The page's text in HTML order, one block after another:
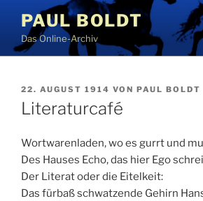
Inhalt
springen
PAUL BOLDT
Das Online-Archiv
VERÖFFENTLICHT
AM
22. AUGUST 1914 VON PAUL BOLDT
Literaturcafé
Wortwarenladen, wo es gurrt und
Des Hauses Echo, das hier Ego
Der Literat oder die Eitelkeit:
Das fürbaß schwatzende Gehirn